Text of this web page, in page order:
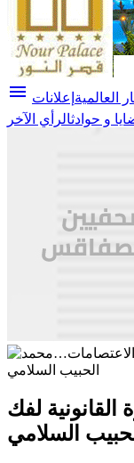
menu العالمية إعلانات
و حوادثالرأي الآخر
لفك
السلامي